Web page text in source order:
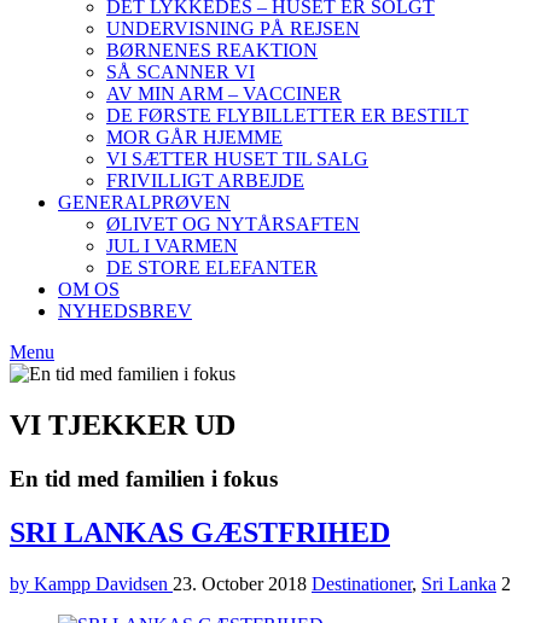
DET LYKKEDES – HUSET ER SOLGT
UNDERVISNING PÅ REJSEN
BØRNENES REAKTION
SÅ SCANNER VI
AV MIN ARM – VACCINER
DE FØRSTE FLYBILLETTER ER BESTILT
MOR GÅR HJEMME
VI SÆTTER HUSET TIL SALG
FRIVILLIGT ARBEJDE
GENERALPRØVEN
ØLIVET OG NYTÅRSAFTEN
JUL I VARMEN
DE STORE ELEFANTER
OM OS
NYHEDSBREV
Menu
VI TJEKKER UD
En tid med familien i fokus
SRI LANKAS GÆSTFRIHED
by Kampp Davidsen 23. October 2018 Destinationer, Sri Lanka 2